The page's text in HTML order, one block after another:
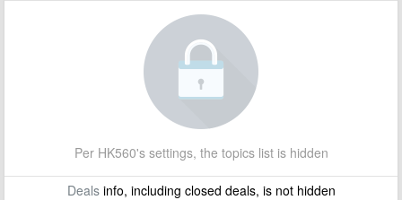
Per HK560's settings, the topics list is hidden
Dealsinfo, including closed deals, is not hidden